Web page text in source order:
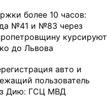
более 10 часов:
№41 и №83 через
курсируют
до Львова
авто и
пользователь
Дию: ГСЦ МВД